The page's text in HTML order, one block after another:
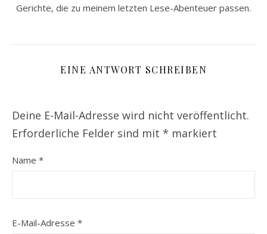
Gerichte, die zu meinem letzten Lese-Abenteuer passen.
EINE ANTWORT SCHREIBEN
Deine E-Mail-Adresse wird nicht veröffentlicht.
Erforderliche Felder sind mit * markiert
Name *
E-Mail-Adresse *